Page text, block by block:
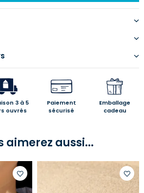
3 à 5
ouvrés
Paiement
sécurisé
Emballage
cadeau
aimerez aussi...
Ajouter